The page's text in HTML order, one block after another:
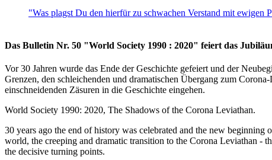
"Was plagst Du den hierfür zu schwachen Verstand mit
Das Bulletin Nr. 50 "World Society 1990 : 2020" feiert das
Vor 30 Jahren wurde das Ende der Geschichte gefeiert und der
Grenzen, den schleichenden und dramatischen Übergang zum
einschneidenden Zäsuren in die Geschichte eingehen.
World Society 1990: 2020, The Shadows of the Corona Leviathan.
30 years ago the end of history was celebrated and the new
world, the creeping and dramatic transition to the Corona Leviathan -
the decisive turning points.